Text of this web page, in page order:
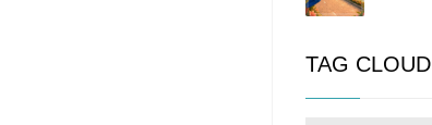
TAG CLOUD